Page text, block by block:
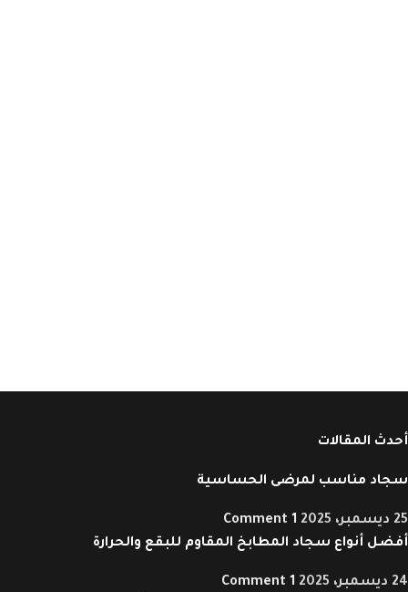
أحدث المقالات
سجاد مناسب لمرضى الحساسية
25 ديسمبر، 2025
1 Comment
أفضل أنواع سجاد المطابخ المقاوم للبقع والحرارة
24 ديسمبر، 2025
1 Comment